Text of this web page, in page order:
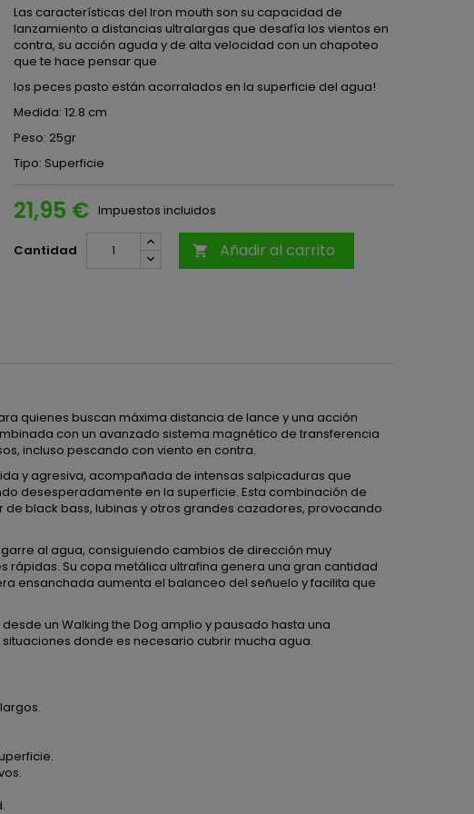
Las características del Iron mouth son su capacidad de
lanzamiento a distancias ultralargas que desafía los vientos en
contra, su acción aguda y de alta velocidad con un chapoteo
que te hace pensar que
los peces pasto están acorralados en la superficie del agua!
Medida: 12.8 cm
Peso: 25gr
Tipo: Superficie
21,95 € Impuestos incluidos
Cantidad  Añadir al carrito
quienes buscan máxima distancia de lance y una acción
con un avanzado sistema magnético de transferencia
incluso pescando con viento en contra.
y agresiva, acompañada de intensas salpicaduras que
desesperadamente en la superficie. Esta combinación de
black bass, lubinas y otros grandes cazadores, provocando
al agua, consiguiendo cambios de dirección muy
Su copa metálica ultrafina genera una gran cantidad
ensanchada aumenta el balanceo del señuelo y facilita que
un Walking the Dog amplio y pausado hasta una
donde es necesario cubrir mucha agua.